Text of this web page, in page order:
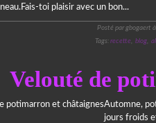
neau.Fais-toi plaisir avec un bon...
Posté par gbogaert
Tags: recette, blog,
Velouté de
Automne,
jours froids